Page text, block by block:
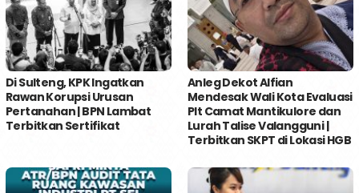
Di Sulteng, KPK Ingatkan
Rawan Korupsi Urusan
Pertanahan | BPN Lambat
Terbitkan Sertifikat
Anleg Dekot Alfian
Mendesak Wali Kota Evaluasi
Plt Camat Mantikulore dan
Lurah Talise Valangguni |
Terbitkan SKPT di Lokasi HGB